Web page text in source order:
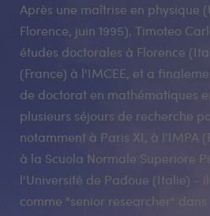
Après une maîtrise en physique
Florence, juin 1995), Timoteo
études doctorales à Florence
(France) à l'IMCEE, et a
de doctorat en mathématiques
plusieurs séjours de recherche
notamment à Paris XI, à l'IMPA
à la Scuola Normale Superiore
l'Université de Padoue (Italie) - il
comme "senior researcher" dans